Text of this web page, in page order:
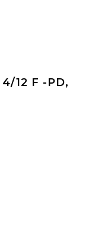
12 F -PD,